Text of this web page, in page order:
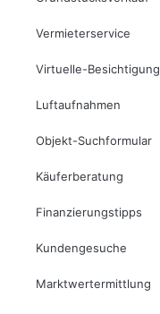
Vermieterservice
Virtuelle-Besichtigung
Luftaufnahmen
Objekt-Suchformular
Käuferberatung
Finanzierungstipps
Kundengesuche
Marktwertermittlung